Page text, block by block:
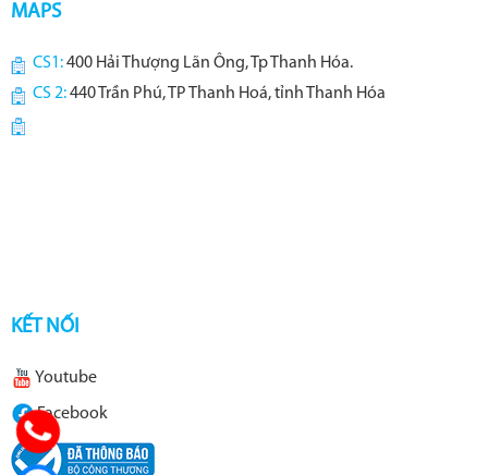
MAPS
CS1:400 Hải Thượng Lãn Ông, Tp Thanh Hóa.
CS 2:440 Trần Phú, TP Thanh Hoá, tỉnh Thanh Hóa
KẾT NỐI
Youtube
Facebook